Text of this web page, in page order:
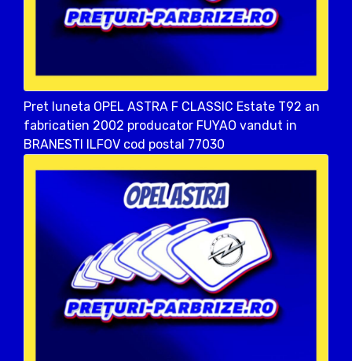
Pret luneta OPEL ASTRA F CLASSIC Estate T92 an
fabricatien 2002 producator FUYAO vandut in
BRANESTI ILFOV cod postal 77030